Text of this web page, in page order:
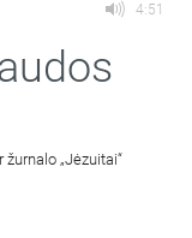
4:51
žurnalo „Jėzuitai“